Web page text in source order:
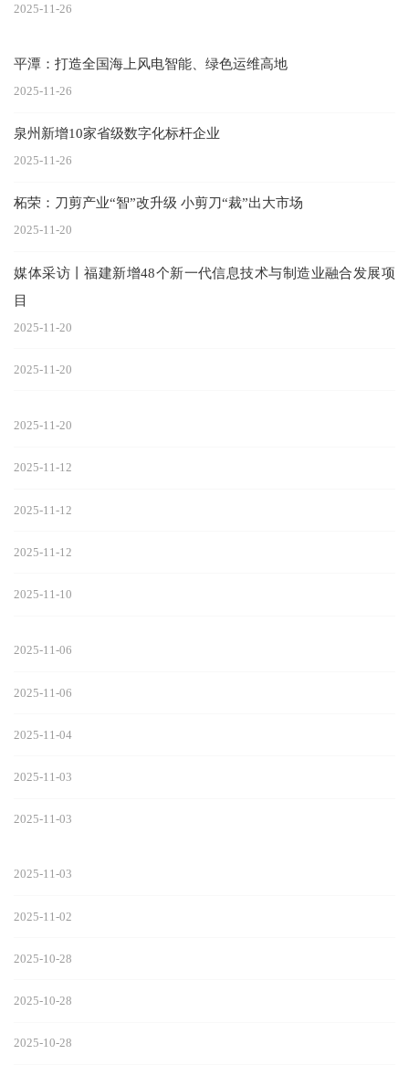
2025-11-26
平潭：打造全国海上风电智能、绿色运维高地
2025-11-26
泉州新增10家省级数字化标杆企业
2025-11-26
柘荣：刀剪产业“智”改升级 小剪刀“裁”出大市场
2025-11-20
媒体采访丨福建新增48个新一代信息技术与制造业融合发展项
目
2025-11-20
2025-11-20
2025-11-20
2025-11-12
2025-11-12
2025-11-12
2025-11-10
2025-11-06
2025-11-06
2025-11-04
2025-11-03
2025-11-03
2025-11-03
2025-11-02
2025-10-28
2025-10-28
2025-10-28